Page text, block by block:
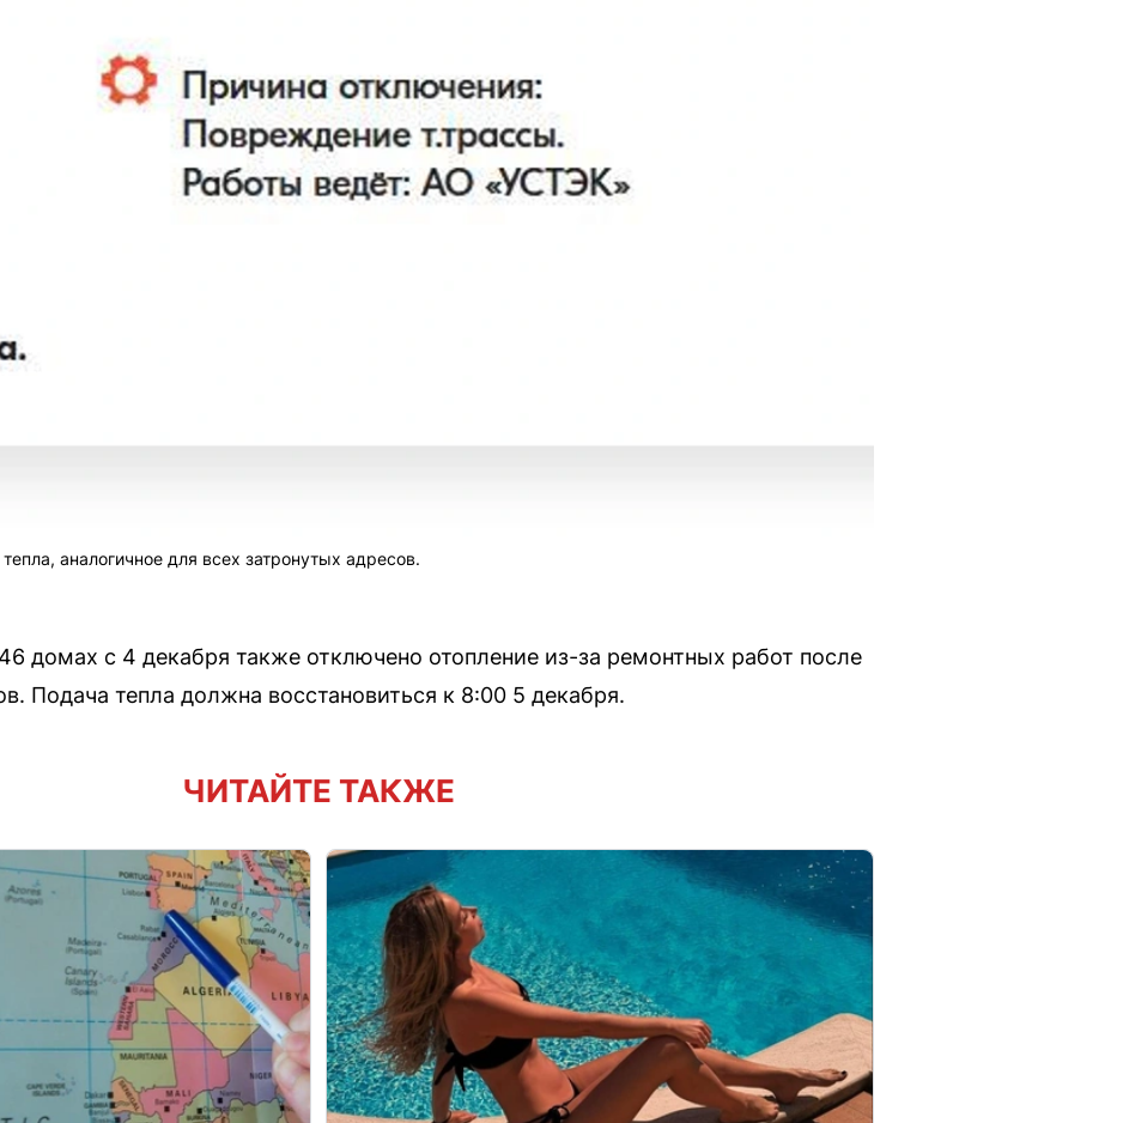
аналогичное для всех затронутых адресов.
домах с 4 декабря также отключено отопление из-за ремонтных работ после
Подача тепла должна восстановиться к 8:00 5 декабря.
ЧИТАЙТЕ ТАКЖЕ